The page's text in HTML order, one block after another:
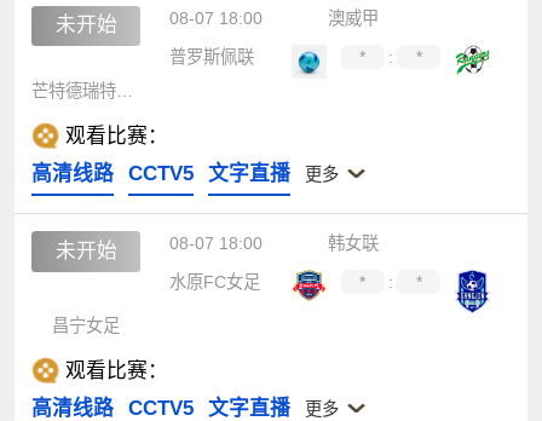
未开始 08-07 18:00
澳威甲
普罗斯佩联
* :
*
芒特德瑞特城流浪者
观看比赛：
高清线路
CCTV5 文字直播 更多
未开始 08-07 18:00
韩女联
水原FC女足
* : *
昌宁女足
观看比赛：
高清线路
CCTV5 文字直播 更多